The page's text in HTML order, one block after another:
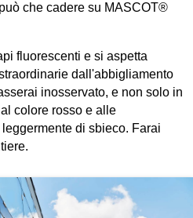
che cadere su MASCOT®
fluorescenti e si aspetta
dall'abbigliamento
inosservato, e non solo in
colore rosso e alle
di sbieco. Farai